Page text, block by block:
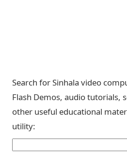
Search for Sinhala video
Flash Demos, audio tutorials,
other useful educational
utility: